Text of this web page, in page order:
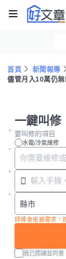
首頁 新聞報導
儘管月入10萬仍
一鍵叫
要叫修的項目
水電/冷氣維修
師傅會根據需求，
我已閱讀並同意